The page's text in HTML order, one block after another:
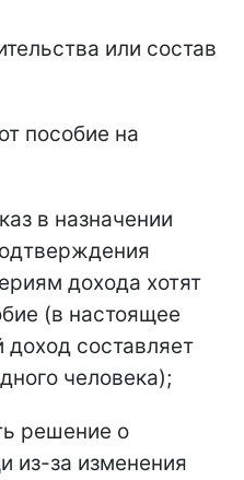
или состав
пособие на
в назначении
дохода хотят
(в настоящее
составляет
человека);
решение о
из-за изменения